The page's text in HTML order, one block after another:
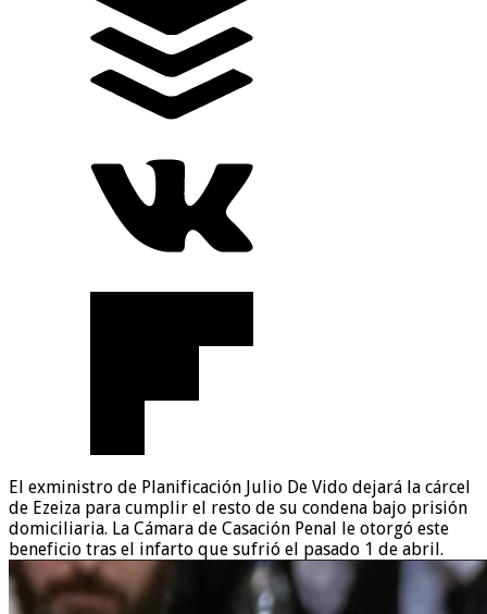
El exministro de Planificación Julio De Vido dejará la cárcel
de Ezeiza para cumplir el resto de su condena bajo prisión
domiciliaria. La Cámara de Casación Penal le otorgó este
beneficio tras el infarto que sufrió el pasado 1 de abril.